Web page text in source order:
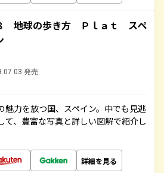
地球の歩き方 Ｐｌａｔ スペ
発売
魅力を放つ国、スペイン。中でも見逃
て、豊富な写真と詳しい図解で紹介し
詳細を見る